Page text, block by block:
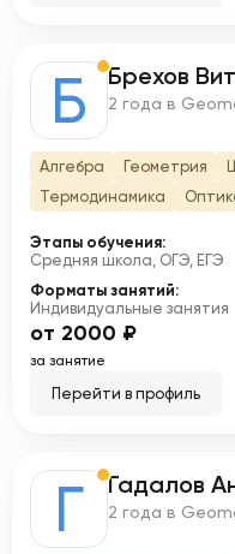
Б Брехов
2 года в
Алгебра Геометрия
Термодинамика
Этапы обучения:
Средняя школа, ОГЭ, ЕГЭ
Форматы занятий:
Индивидуальные занятия
от 2000 ₽
за занятие
Перейти в профиль
Г Гадалов
2 года в